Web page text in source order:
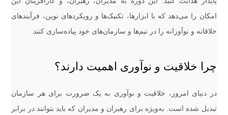
امکان را می‌دهد که با ابزارها، تکنیک‌ها و رویکردهای نوین، فرآیندهای
خلاقانه و نوآورانه را در تیم‌ها و سازمان‌های خود پیاده‌سازی کنند.
چرا خلاقیت و نوآوری اهمیت دارند؟
در دنیای امروز، خلاقیت و نوآوری به یک ضرورت برای هر سازمان
تبدیل شده است. به‌ویژه برای رهبران و مدیران که باید بتوانند در برابر